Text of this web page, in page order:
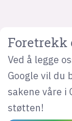
Foretrekk
Ved å legge
Google vil du
sakene våre i
støtten!